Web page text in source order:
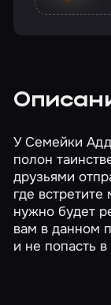
У Семейки
полон
друзьями
где
нужно будет
вам в данном
и не попасть